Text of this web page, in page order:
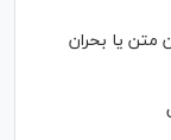
متن یا بحران